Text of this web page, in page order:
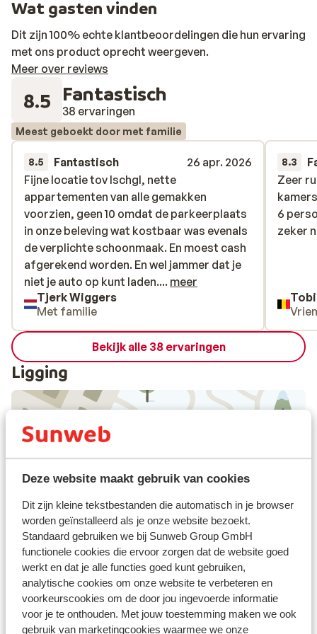
Deze website maakt gebruik van cookies
Dit zijn kleine tekstbestanden die automatisch in je browser
worden geïnstalleerd als je onze website bezoekt.
Standaard gebruiken we bij Sunweb Group GmbH
functionele cookies die ervoor zorgen dat de website goed
werkt en dat je alle functies goed kunt gebruiken,
analytische cookies om onze website te verbeteren en
voorkeurscookies om de door jou ingevoerde informatie
voor je te onthouden. Met jouw toestemming maken we ook
gebruik van marketingcookies waarmee we onze
Wat gasten vinden
Dit zijn 100% echte klantbeoordelingen die hun ervaring
met ons product oprecht weergeven.
Meer over reviews
8.5 Fantastisch
38 ervaringen
Meest geboekt door met familie
8.5 Fantastisch
26 apr. 2026
Fijne locatie tov Ischgl, nette
appartementen van alle gemakken
voorzien, geen 10 omdat de parkeerplaats
in onze beleving wat kostbaar was evenals
de verplichte schoonmaak. En moest cash
afgerekend worden. En wel jammer dat je
niet je auto op kunt laden. Kleine zaken dus
meer dan overwegend blij dat we hier
geboekt hebben.
Fijne locatie tov Ischgl, nette
appartementen van alle gemakken
voorzien, geen 10 omdat de parkeerplaats
in onze beleving wat kostbaar was evenals
de verplichte schoonmaak. En moest cash
afgerekend worden. En wel jammer dat je
niet je auto op kunt laden.... meer
Tjerk Wiggers
Met familie
8.3
Zeer
6
zeker
Zeer
6
zeker
Tobi
Bekijk alle 38 ervaringen
Ligging
Afstanden
Aan de rand van het centrum
Centrum Mathon: 50 m
Centrum Ischgl: 4 km
Skipiste: 4 km
Langlaufloipe: 200 m